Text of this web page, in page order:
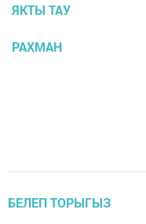
ЯКТЫ ТАУ
РАХМАН
БЕЛЕП ТОРЫГЫЗ